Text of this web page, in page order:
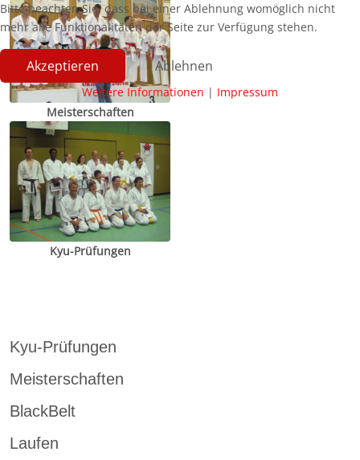
Meisterschaften
Kyu-Prüfungen
Kyu-Prüfungen
Meisterschaften
BlackBelt
Laufen
Bitte beachten Sie, dass bei einer Ablehnung womöglich nicht
mehr alle Funktionalitäten der Seite zur Verfügung stehen.
Akzeptieren Ablehnen
Weitere Informationen | Impressum